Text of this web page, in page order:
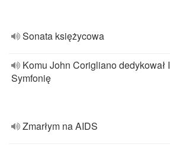
Sonata księżycowa
Komu John Corigliano dedykował I
Symfonię
Zmarłym na AIDS